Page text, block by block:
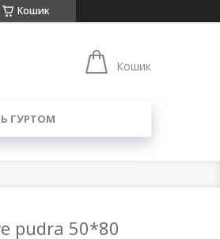
Кошик
Кошик
ГУРТОМ
pudra 50*80